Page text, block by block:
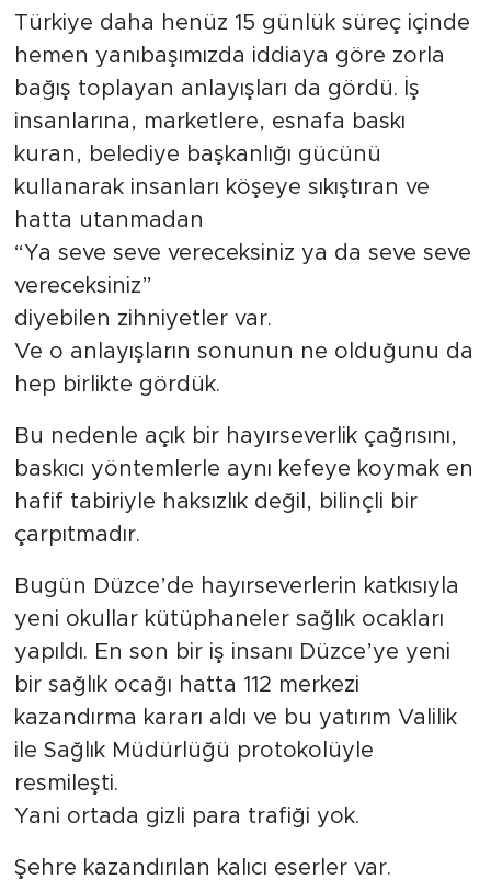
Türkiye daha henüz 15 günlük süreç içinde
hemen yanıbaşımızda iddiaya göre zorla
bağış toplayan anlayışları da gördü. İş
insanlarına, marketlere, esnafa baskı
kuran, belediye başkanlığı gücünü
kullanarak insanları köşeye sıkıştıran ve
hatta utanmadan
“Ya seve seve vereceksiniz ya da seve seve
vereceksiniz”
diyebilen zihniyetler var.
Ve o anlayışların sonunun ne olduğunu da
hep birlikte gördük.
Bu nedenle açık bir hayırseverlik çağrısını,
baskıcı yöntemlerle aynı kefeye koymak en
hafif tabiriyle haksızlık değil, bilinçli bir
çarpıtmadır.
Bugün Düzce’de hayırseverlerin katkısıyla
yeni okullar kütüphaneler sağlık ocakları
yapıldı. En son bir iş insanı Düzce’ye yeni
bir sağlık ocağı hatta 112 merkezi
kazandırma kararı aldı ve bu yatırım Valilik
ile Sağlık Müdürlüğü protokolüyle
resmileşti.
Yani ortada gizli para trafiği yok.
Şehre kazandırılan kalıcı eserler var.